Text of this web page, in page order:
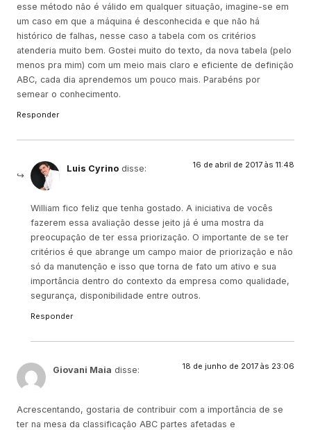
esse método não é válido em qualquer situação, imagine-se em
um caso em que a máquina é desconhecida e que não há
histórico de falhas, nesse caso a tabela com os critérios
atenderia muito bem. Gostei muito do texto, da nova tabela (pelo
menos pra mim) com um meio mais claro e eficiente de definição
ABC, cada dia aprendemos um pouco mais. Parabéns por
semear o conhecimento.
Responder
Luis Cyrino disse: 16 de abril de 2017 às 11:48
William fico feliz que tenha gostado. A iniciativa de vocês
fazerem essa avaliação desse jeito já é uma mostra da
preocupação de ter essa priorização. O importante de se ter
critérios é que abrange um campo maior de priorização e não
só da manutenção e isso que torna de fato um ativo e sua
importância dentro do contexto da empresa como qualidade,
segurança, disponibilidade entre outros.
Responder
Giovani Maia disse: 18 de junho de 2017 às 23:06
Acrescentando, gostaria de contribuir com a importância de se
ter na mesa da classificação ABC partes afetadas e